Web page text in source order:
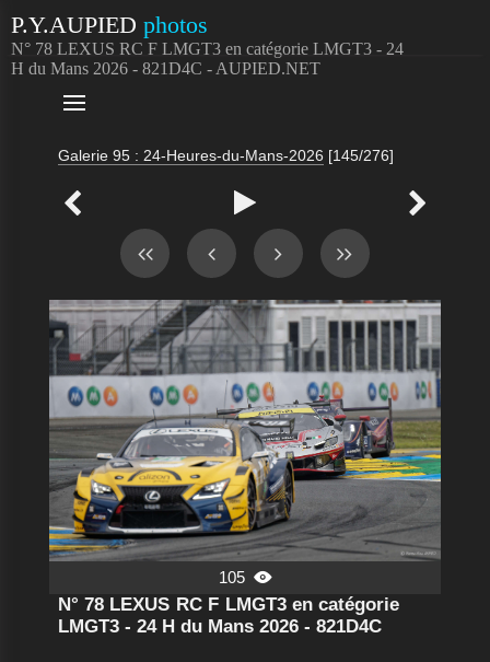
P.Y.AUPIED photos
N° 78 LEXUS RC F LMGT3 en catégorie LMGT3 - 24
H du Mans 2026 - 821D4C - AUPIED.NET

Galerie 95 : 24-Heures-du-Mans-2026 [145/276]
  
105 
N° 78 LEXUS RC F LMGT3 en catégorie
LMGT3 - 24 H du Mans 2026 - 821D4C